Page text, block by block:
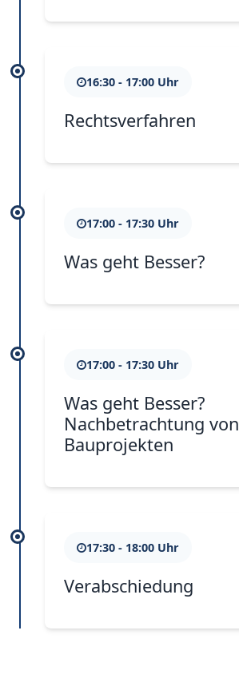
16:30 - 17:00 Uhr
Rechtsverfahren
17:00 - 17:30 Uhr
Was geht Besser?
17:00 - 17:30 Uhr
Was geht Besser?
Nachbetrachtung von
Bauprojekten
17:30 - 18:00 Uhr
Verabschiedung